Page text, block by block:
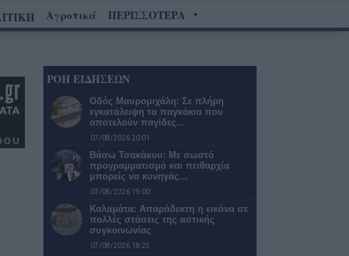
Αγροτικά ΠΕΡΙΣΣΟΤΕΡΑ
ΡΟΗ ΕΙΔΗΣΕΩΝ
Οδός Μαυρομιχάλη: Σε πλήρη
εγκατάλειψη τα παγκάκια που
αποτελούν παγίδες…
07/08/2026 20:01
Βάσω Τσακάκου: Με σωστό
προγραμματισμό και πειθαρχία
μπορείς να κυνηγάς…
07/08/2026 19:00
Καλαμάτα: Απαράδεκτη η εικόνα σε
πολλές στάσεις της αστικής
συγκοινωνίας
07/08/2026 18:25